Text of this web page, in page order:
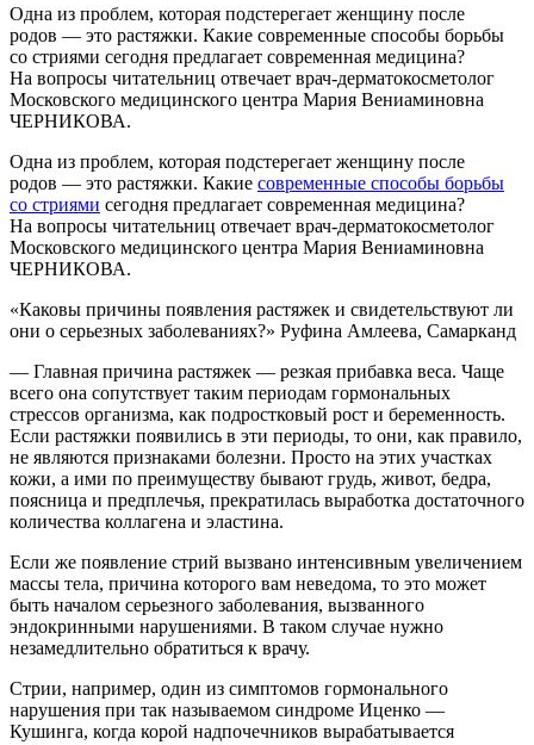
Одна из проблем, которая подстерегает женщину после
родов — это растяжки. Какие современные способы борьбы
со стриями сегодня предлагает современная медицина?
На вопросы читательниц отвечает врач-дерматокосметолог
Московского медицинского центра Мария Вениаминовна
ЧЕРНИКОВА.
Одна из проблем, которая подстерегает женщину после
родов — это растяжки. Какие современные способы борьбы
со стриями сегодня предлагает современная медицина?
На вопросы читательниц отвечает врач-дерматокосметолог
Московского медицинского центра Мария Вениаминовна
ЧЕРНИКОВА.
«Каковы причины появления растяжек и свидетельствуют ли
они о серьезных заболеваниях?» Руфина Амлеева, Самарканд
— Главная причина растяжек — резкая прибавка веса. Чаще
всего она сопутствует таким периодам гормональных
стрессов организма, как подростковый рост и беременность.
Если растяжки появились в эти периоды, то они, как правило,
не являются признаками болезни. Просто на этих участках
кожи, а ими по преимуществу бывают грудь, живот, бедра,
поясница и предплечья, прекратилась выработка достаточного
количества коллагена и эластина.
Если же появление стрий вызвано интенсивным увеличением
массы тела, причина которого вам неведома, то это может
быть началом серьезного заболевания, вызванного
эндокринными нарушениями. В таком случае нужно
незамедлительно обратиться к врачу.
Стрии, например, один из симптомов гормонального
нарушения при так называемом синдроме Иценко —
Кушинга, когда корой надпочечников вырабатывается